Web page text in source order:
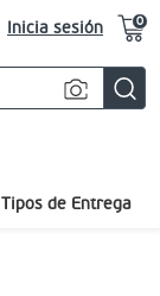
Inicia sesión 0
Tipos de Entrega